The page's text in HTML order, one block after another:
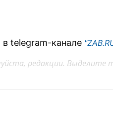
telegram-канале
редакции. Выделите